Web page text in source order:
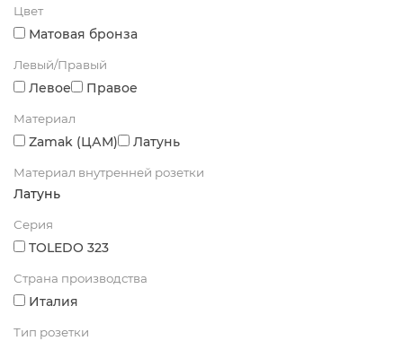
Цвет
Матовая бронза
Левый/Правый
Левое Правое
Материал
Zamak (ЦАМ) Латунь
Материал внутренней розетки
Латунь
Серия
TOLEDO 323
Страна производства
Италия
Тип розетки